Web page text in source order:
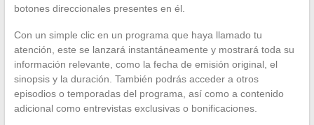
botones direccionales presentes en él.
Con un simple clic en un programa que haya llamado tu
atención, este se lanzará instantáneamente y mostrará toda su
información relevante, como la fecha de emisión original, el
sinopsis y la duración. También podrás acceder a otros
episodios o temporadas del programa, así como a contenido
adicional como entrevistas exclusivas o bonificaciones.